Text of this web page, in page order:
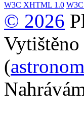
W3C XHTML 1.0 W3C
© 2026
(